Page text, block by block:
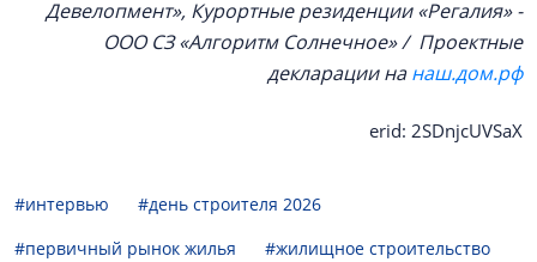
Девелопмент», Курортные резиденции «Регалия» -
ООО СЗ «Алгоритм Солнечное» / Проектные
декларации нанаш.дом.рф
erid: 2SDnjcUVSaX
#интервью
#день строителя 2026
#первичный рынок жилья
#жилищное строительство